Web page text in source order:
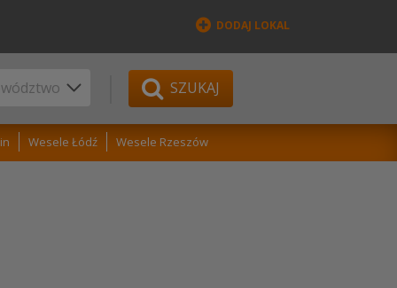
DODAJ LOKAL
SZUKAJ
Wesele Łódź Wesele Rzeszów